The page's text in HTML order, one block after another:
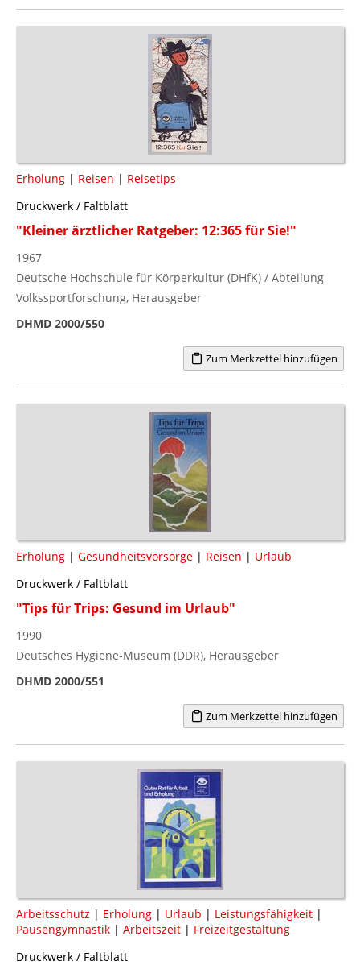
Erholung | Reisen | Reisetips
Druckwerk / Faltblatt
"Kleiner ärztlicher Ratgeber: 12:365 für Sie!"
1967
Deutsche Hochschule für Körperkultur (DHfK) / Abteilung
Volkssportforschung, Herausgeber
DHMD 2000/550
Zum Merkzettel hinzufügen
Erholung | Gesundheitsvorsorge | Reisen | Urlaub
Druckwerk / Faltblatt
"Tips für Trips: Gesund im Urlaub"
1990
Deutsches Hygiene-Museum (DDR), Herausgeber
DHMD 2000/551
Zum Merkzettel hinzufügen
Arbeitsschutz | Erholung | Urlaub | Leistungsfähigkeit |
Pausengymnastik | Arbeitszeit | Freizeitgestaltung
Druckwerk / Faltblatt